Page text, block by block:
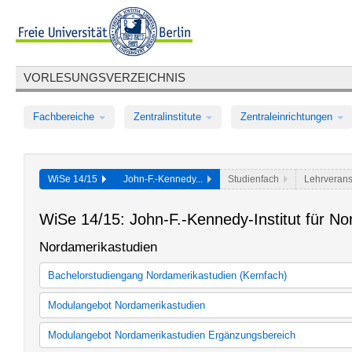
VORLESUNGSVERZEICHNIS
Fachbereiche Zentralinstitute Zentraleinrichtungen
WiSe 14/15 John-F.-Kennedy... Studienfach
WiSe 14/15: John-F.-Kennedy-Institut für
Nordamerikastudien
Bachelorstudiengang Nordamerikastudien (Kernfach)
BA Nordamerikastudien 120 LP Kernfach (Studienordnung, ab
BA Nordamerikastudien 120 LP Kernfach (Studienordnung, ab
BA Nordamerikastudien 120 LP Kernfach (neue Studienordnung,
BA Nordamerikastudien 120 LP Kernfach (neue Studienordnung,
Modulangebot Nordamerikastudien
BA Nordamerikastudien 30 LP (Studienordnung, ab 2006)
BA Nordamerikastudien 30 LP (Studienordnung, ab 2012)
Modulangebot Nordamerikastudien Ergänzungsbereich